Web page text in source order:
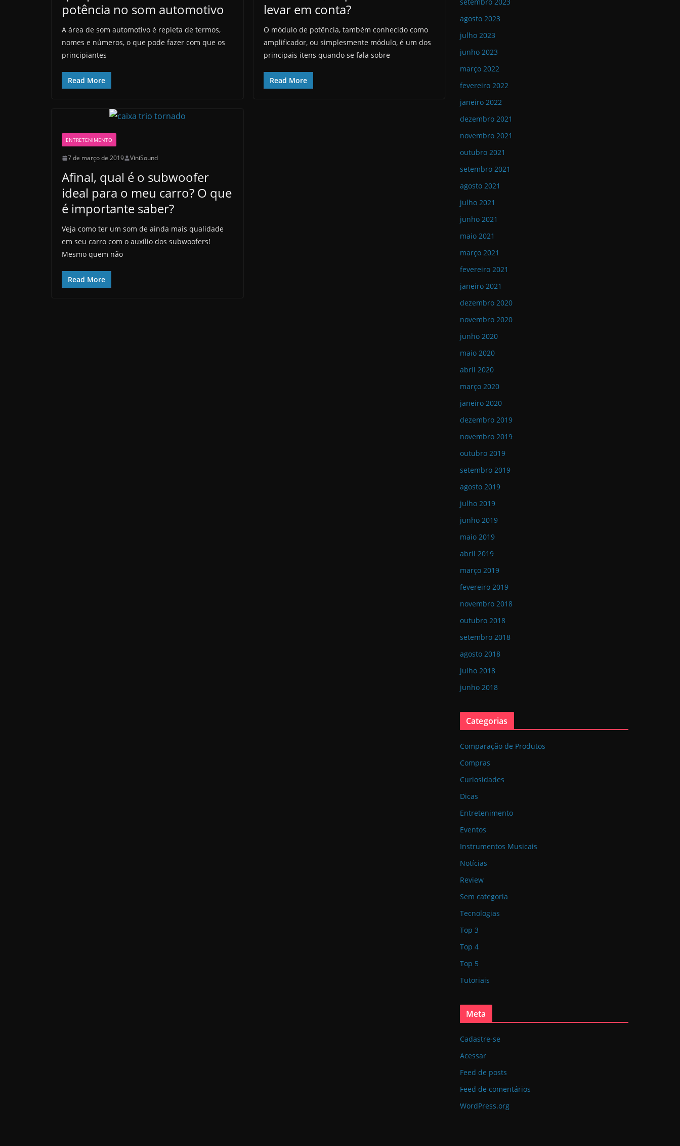
potência no som automotivo
A área de som automotivo é repleta de termos,
nomes e números, o que pode fazer com que os
principiantes
Read More
levar em conta?
O módulo de potência, também conhecido como
amplificador, ou simplesmente módulo, é um dos
principais itens quando se fala sobre
Read More
ENTRETENIMENTO
7 de março de 2019 ViniSound
Afinal, qual é o subwoofer
ideal para o meu carro? O que
é importante saber?
Veja como ter um som de ainda mais qualidade
em seu carro com o auxílio dos subwoofers!
Mesmo quem não
Read More
agosto 2023
julho 2023
junho 2023
março 2022
fevereiro 2022
janeiro 2022
dezembro 2021
novembro 2021
outubro 2021
setembro 2021
agosto 2021
julho 2021
junho 2021
maio 2021
março 2021
fevereiro 2021
janeiro 2021
dezembro 2020
novembro 2020
junho 2020
maio 2020
abril 2020
março 2020
janeiro 2020
dezembro 2019
novembro 2019
outubro 2019
setembro 2019
agosto 2019
julho 2019
junho 2019
maio 2019
abril 2019
março 2019
fevereiro 2019
novembro 2018
outubro 2018
setembro 2018
agosto 2018
julho 2018
junho 2018
Categorias
Comparação de Produtos
Compras
Curiosidades
Dicas
Entretenimento
Eventos
Instrumentos Musicais
Notícias
Review
Sem categoria
Tecnologias
Top 3
Top 4
Top 5
Tutoriais
Meta
Cadastre-se
Acessar
Feed de posts
Feed de comentários
WordPress.org